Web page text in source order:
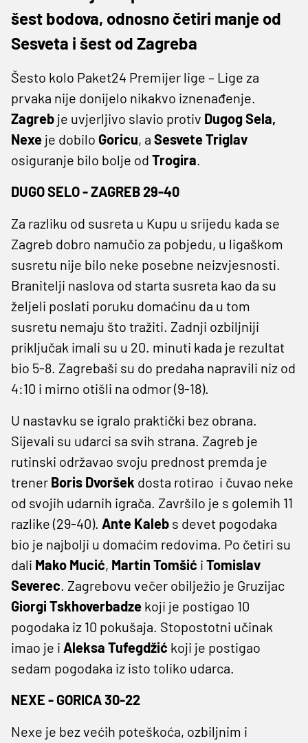
šest bodova, odnosno četiri manje od
Sesveta i šest od Zagreba
Šesto kolo Paket24 Premijer lige – Lige za
prvaka nije donijelo nikakvo iznenađenje.
Zagreb je uvjerljivo slavio protiv Dugog Sela,
Nexe je dobilo Goricu, a Sesvete Triglav
osiguranje bilo bolje od Trogira.
DUGO SELO - ZAGREB 29-40
Za razliku od susreta u Kupu u srijedu kada se
Zagreb dobro namučio za pobjedu, u ligaškom
susretu nije bilo neke posebne neizvjesnosti.
Branitelji naslova od starta susreta kao da su
željeli poslati poruku domaćinu da u tom
susretu nemaju što tražiti. Zadnji ozbiljniji
priključak imali su u 20. minuti kada je rezultat
bio 5-8. Zagrebaši su do predaha napravili niz od
4:10 i mirno otišli na odmor (9-18).
U nastavku se igralo praktički bez obrana.
Sijevali su udarci sa svih strana. Zagreb je
rutinski održavao svoju prednost premda je
trener Boris Dvoršek dosta rotirao i čuvao neke
od svojih udarnih igrača. Završilo je s golemih 11
razlike (29-40). Ante Kaleb s devet pogodaka
bio je najbolji u domaćim redovima. Po četiri su
dali Mako Mucić, Martin Tomšić i Tomislav
Severec. Zagrebovu večer obilježio je Gruzijac
Giorgi Tskhoverbadze koji je postigao 10
pogodaka iz 10 pokušaja. Stopostotni učinak
imao je i Aleksa Tufegdžić koji je postigao
sedam pogodaka iz isto toliko udarca.
NEXE - GORICA 30-22
Nexe je bez većih poteškoća, ozbiljnim i